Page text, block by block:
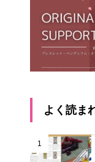
よく読ま
1